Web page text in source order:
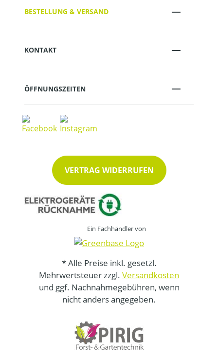
BESTELLUNG & VERSAND
KONTAKT
ÖFFNUNGSZEITEN
VERTRAG WIDERRUFEN
Ein Fachhändler von
* Alle Preise inkl. gesetzl.
Mehrwertsteuer zzgl. Versandkosten
und ggf. Nachnahmegebühren, wenn
nicht anders angegeben.